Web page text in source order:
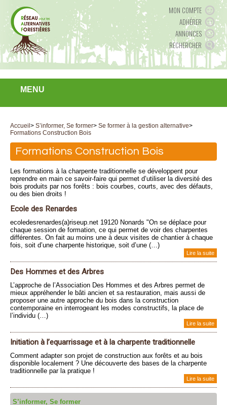
MON COMPTE
ADHÉRER
ANNONCES
RECHERCHER
MENU
Accueil > S’informer, Se former> Se former à la gestion alternative>
Formations Construction Bois
Formations Construction Bois
Les formations à la charpente traditionnelle se développent pour
reprendre en main ce savoir-faire qui permet d’utiliser la diversité des
bois produits par nos forêts : bois courbes, courts, avec des défauts,
ou des bien droits !
Ecole des Renardes
ecoledesrenardes(a)riseup.net 19120 Nonards "On se déplace pour
chaque session de formation, ce qui permet de voir des charpentes
différentes. On fait au moins une à deux visites de chantier à chaque
fois, soit d’une charpente historique, soit d’une (…)
Lire la suite
Des Hommes et des Arbres
L’approche de l’Association Des Hommes et des Arbres permet de
mieux appréhender le bâti ancien et sa restauration, mais aussi de
proposer une autre approche du bois dans la construction
contemporaine en interrogeant les modes constructifs, la place de
l’individu (…)
Lire la suite
Initiation à l’equarrissage et à la charpente traditionnelle
Comment adapter son projet de construction aux forêts et au bois
disponible localement ? Une découverte des bases de la charpente
traditionnelle par la pratique !
Lire la suite
S’informer, Se former